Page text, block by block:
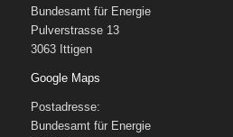
Bundesamt für Energie
Pulverstrasse 13
3063 Ittigen
Google Maps
Postadresse:
Bundesamt für Energie